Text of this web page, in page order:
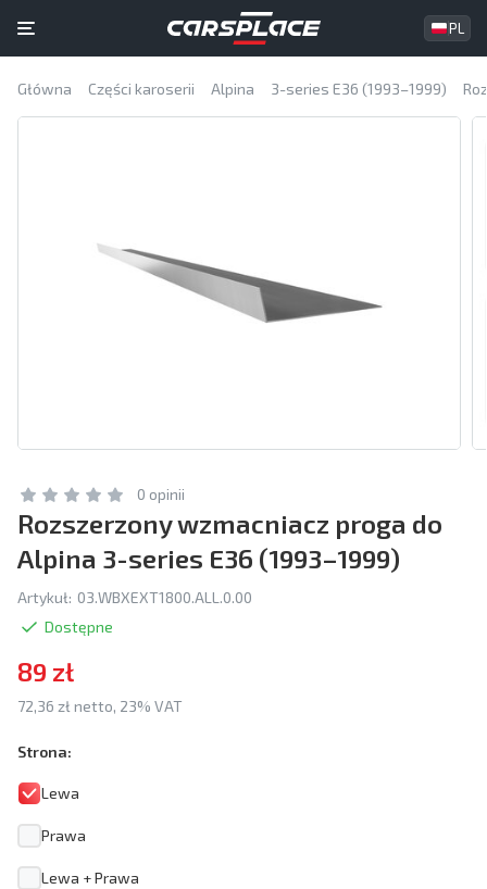
PL
Główna Części karoserii Alpina 3-series E36 (1993–1999)
0 opinii
Rozszerzony wzmacniacz proga do
Alpina 3-series E36 (1993–1999)
Artykuł: 03.WBXEXT1800.ALL.0.00
Dostępne
89 zł
72,36 zł netto, 23% VAT
Strona:
Lewa
Prawa
Lewa + Prawa